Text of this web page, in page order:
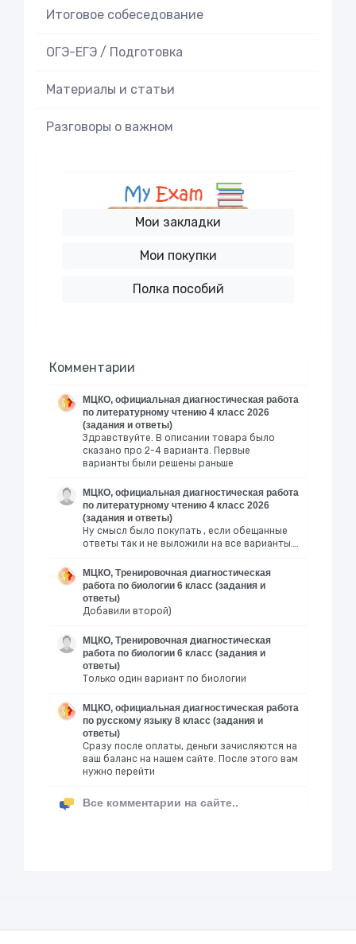
Итоговое cобеседование
ОГЭ-ЕГЭ / Подготовка
Материалы и статьи
Разговоры о важном
Мои закладки
Мои покупки
Полка пособий
Комментарии
МЦКО, официальная диагностическая работа
по литературному чтению 4 класс 2026
(задания и ответы)
Здравствуйте. В описании товара было
сказано про 2-4 варианта. Первые
варианты были решены раньше
МЦКО, официальная диагностическая работа
по литературному чтению 4 класс 2026
(задания и ответы)
Ну смысл было покупать , если обещанные
ответы так и не выложили на все варианты….
МЦКО, Тренировочная диагностическая
работа по биологии 6 класс (задания и
ответы)
Добавили второй)
МЦКО, Тренировочная диагностическая
работа по биологии 6 класс (задания и
ответы)
Только один вариант по биологии
МЦКО, официальная диагностическая работа
по русскому языку 8 класс (задания и
ответы)
Сразу после оплаты, деньги зачисляются на
ваш баланс на нашем сайте. После этого вам
нужно перейти
Все комментарии на сайте..